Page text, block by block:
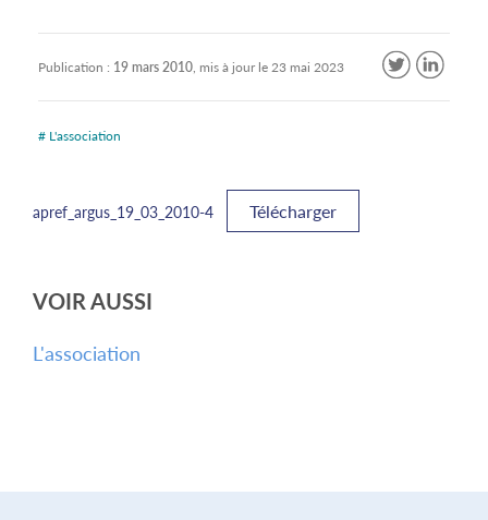
Publication : 19 mars 2010 , mis à jour le 23 mai 2023
# L'association
apref_argus_19_03_2010-4 Télécharger
VOIR AUSSI
L'association